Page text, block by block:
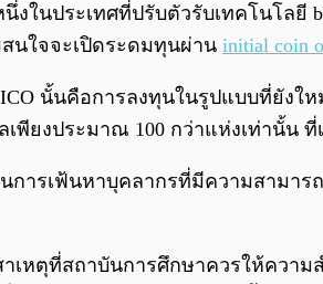
ในประเทศที่ปรับตัวรับเทคโนโลยี
นใจจะเปิดระดมทุนผ่าน initial coin
นั้นคือการลงทุนในรูปแบบที่ยังใ
พียงประมาณ 100 กว่าแห่งเท่านั้น
การเฟ้นหาบุคลากรที่มีความสาม
าเหตุที่สถาบันการศึกษาควรให้ควา